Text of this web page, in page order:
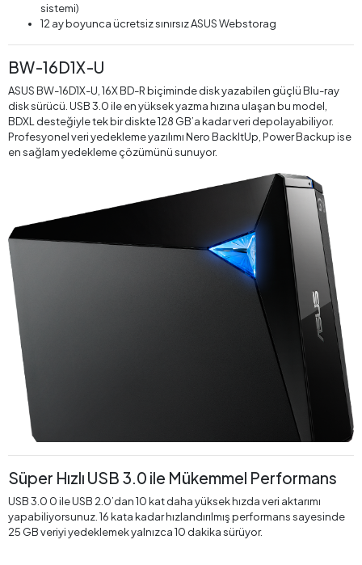
sistemi)
12 ay boyunca ücretsiz sınırsız ASUS Webstorag
BW-16D1X-U
ASUS BW-16D1X-U, 16X BD-R biçiminde disk yazabilen güçlü Blu-ray
disk sürücü. USB 3.0 ile en yüksek yazma hızına ulaşan bu model,
BDXL desteğiyle tek bir diskte 128 GB’a kadar veri depolayabiliyor.
Profesyonel veri yedekleme yazılımı Nero BackItUp, Power Backup ise
en sağlam yedekleme çözümünü sunuyor.
Süper Hızlı USB 3.0 ile Mükemmel Performans
USB 3.0 0 ile USB 2.0’dan 10 kat daha yüksek hızda veri aktarımı
yapabiliyorsunuz. 16 kata kadar hızlandırılmış performans sayesinde
25 GB veriyi yedeklemek yalnızca 10 dakika sürüyor.